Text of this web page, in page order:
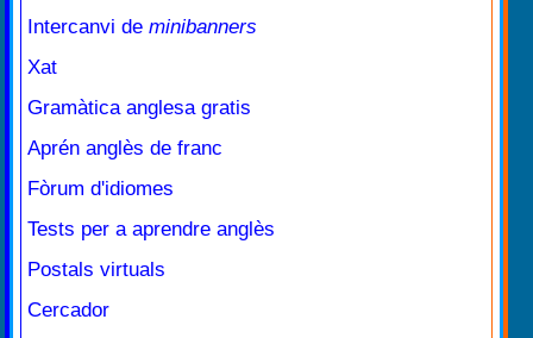
Intercanvi de minibanners
Xat
Gramàtica anglesa gratis
Aprén anglès de franc
Fòrum d'idiomes
Tests per a aprendre anglès
Postals virtuals
Cercador